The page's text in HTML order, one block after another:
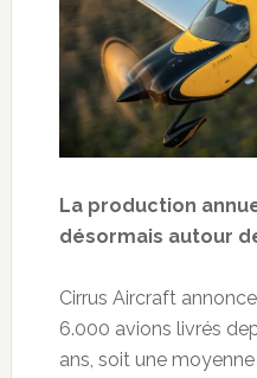
La production
désormais autour
Cirrus Aircraft
6.000 avions livrés
ans, soit une